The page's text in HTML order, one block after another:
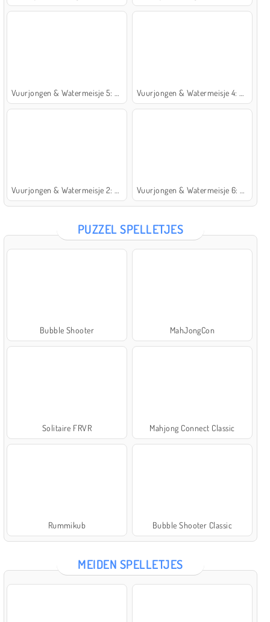
PUZZEL SPELLETJES
Bubble Shooter MahJongCon
Solitaire FRVR Mahjong Connect Classic
Rummikub Bubble Shooter Classic
MEIDEN SPELLETJES